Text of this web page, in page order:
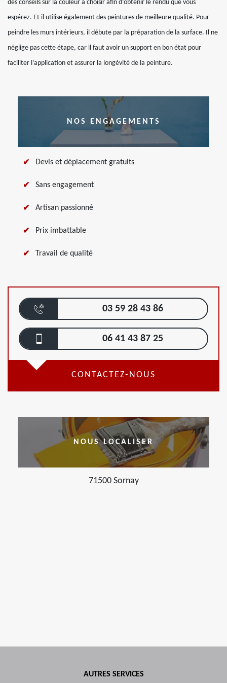
des conseils sur la couleur à choisir afin d’obtenir le rendu que vous
espérez. Et il utilise également des peintures de meilleure qualité. Pour
peindre les murs intérieurs, il débute par la préparation de la surface. Il ne
néglige pas cette étape, car il faut avoir un support en bon état pour
faciliter l’application et assurer la longévité de la peinture.
NOS ENGAGEMENTS
Devis et déplacement gratuits
Sans engagement
Artisan passionné
Prix imbattable
Travail de qualité
03 59 28 43 86
06 41 43 87 25
CONTACTEZ-NOUS
NOUS LOCALISER
71500 Sornay
AUTRES SERVICES